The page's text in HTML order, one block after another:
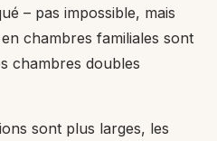
– pas impossible, mais
chambres familiales sont
chambres doubles
sont plus larges, les